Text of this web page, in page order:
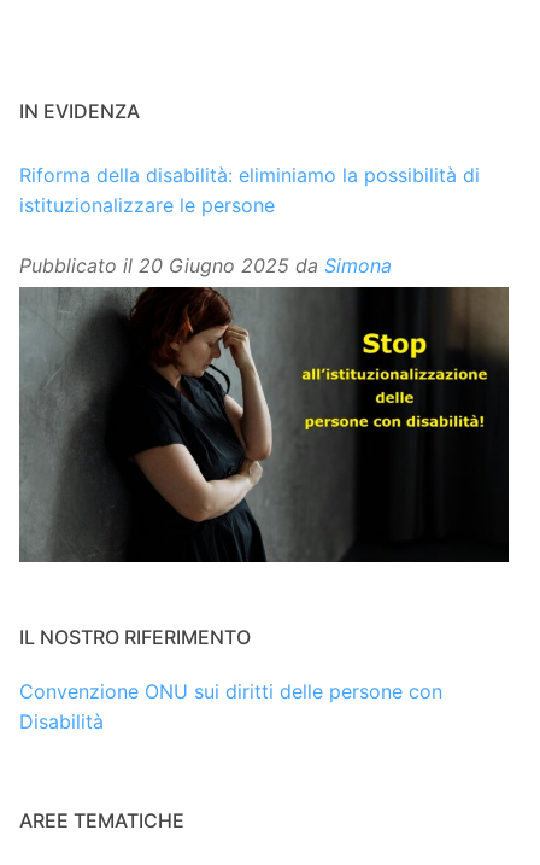
IN EVIDENZA
Riforma della disabilità: eliminiamo la possibilità di
istituzionalizzare le persone
Pubblicato il 20 Giugno 2025 da Simona
IL NOSTRO RIFERIMENTO
Convenzione ONU sui diritti delle persone con
Disabilità
AREE TEMATICHE